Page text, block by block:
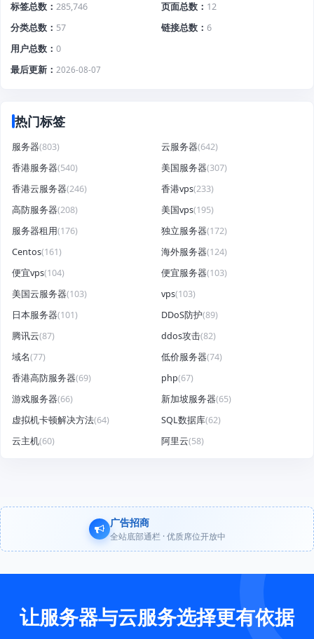
标签总数
285,746 页面总数
12
分类总数
57 链接总数
6
用户总数
0
最后更新
2026-08-07
热门标签
服务器(803) 云服务器(642)
香港服务器(540) 美国服务器(307)
香港云服务器(246) 香港vps(233)
高防服务器(208) 美国vps(195)
服务器租用(176) 独立服务器(172)
Centos(161) 海外服务器(124)
便宜vps(104) 便宜服务器(103)
美国云服务器(103) vps(103)
日本服务器(101) DDoS防护(89)
腾讯云(87) ddos攻击(82)
域名(77) 低价服务器(74)
香港高防服务器(69) php(67)
游戏服务器(66) 新加坡服务器(65)
虚拟机卡顿解决方法(64) SQL数据库(62)
云主机(60) 阿里云(58)
广告招商
全站底部通栏 · 优质席位开放中
让服务器与云服务选择更有依据